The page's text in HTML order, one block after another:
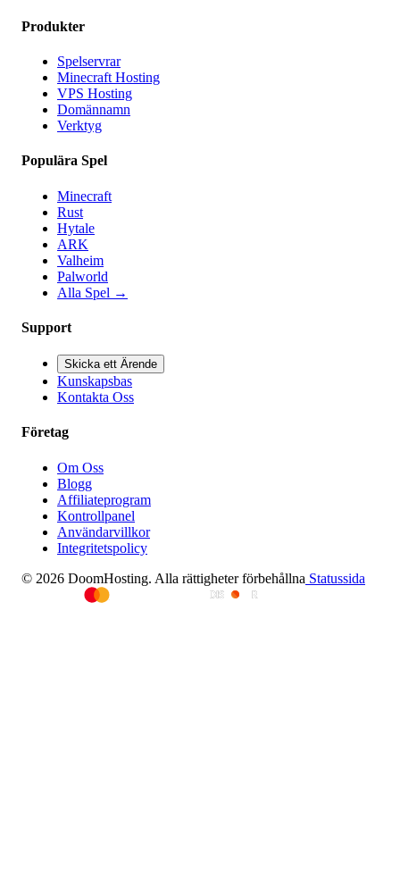
Produkter
Spelservrar
Minecraft Hosting
VPS Hosting
Domännamn
Verktyg
Populära Spel
Minecraft
Rust
Hytale
ARK
Valheim
Palworld
Alla Spel →
Support
Skicka ett Ärende
Kunskapsbas
Kontakta Oss
Företag
Om Oss
Blogg
Affiliateprogram
Kontrollpanel
Användarvillkor
Integritetspolicy
© 2026 DoomHosting. Alla rättigheter förbehållna Statussida